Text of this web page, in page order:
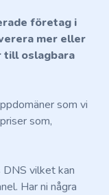
företag i
mer eller
till oslagbara
som vi
som,
DNS vilket kan
Har ni några